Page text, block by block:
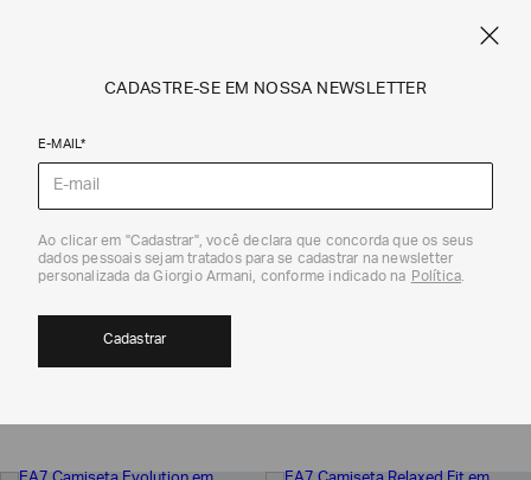
Ea7
CAMISETAS E TOPS
CADASTRE-SE EM NOSSA NEWSLETTER
E-MAIL*
Ao clicar em "Cadastrar", você declara que concorda que os seus
dados pessoais sejam tratados para se cadastrar na newsletter
personalizada da Giorgio Armani, conforme indicado na Política.
Cadastrar